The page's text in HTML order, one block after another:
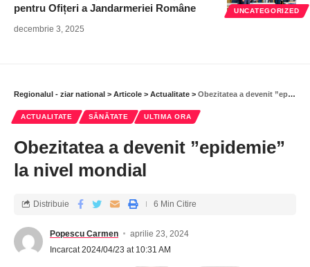
UNCATEGORIZED
pentru Ofițeri a Jandarmeriei Române
decembrie 3, 2025
Regionalul - ziar national > Articole > Actualitate > Obezitatea a devenit ”epidemie” la nivel mondial
ACTUALITATE SĂNĂTATE ULTIMA ORA
Obezitatea a devenit ”epidemie”
la nivel mondial
Popescu Carmen
aprilie 23, 2024
Incarcat 2024/04/23 at 10:31 AM
Distribuie 6 Min Citire